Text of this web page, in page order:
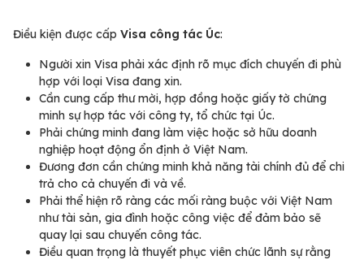
Điều kiện được cấp Visa công tác Úc:
Người xin Visa phải xác định rõ mục đích chuyến đi phù
hợp với loại Visa đang xin.
Cần cung cấp thư mời, hợp đồng hoặc giấy tờ chứng
minh sự hợp tác với công ty, tổ chức tại Úc.
Phải chứng minh đang làm việc hoặc sở hữu doanh
nghiệp hoạt động ổn định ở Việt Nam.
Đương đơn cần chứng minh khả năng tài chính đủ để chi
trả cho cả chuyến đi và về.
Phải thể hiện rõ ràng các mối ràng buộc với Việt Nam
như tài sản, gia đình hoặc công việc để đảm bảo sẽ
quay lại sau chuyến công tác.
Điều quan trọng là thuyết phục viên chức lãnh sự rằng